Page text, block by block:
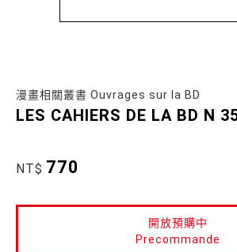
漫畫相關叢書 Ouvrages sur la BD
LES CAHIERS DE LA BD N
NT$ 770
開放預購中
Precommande